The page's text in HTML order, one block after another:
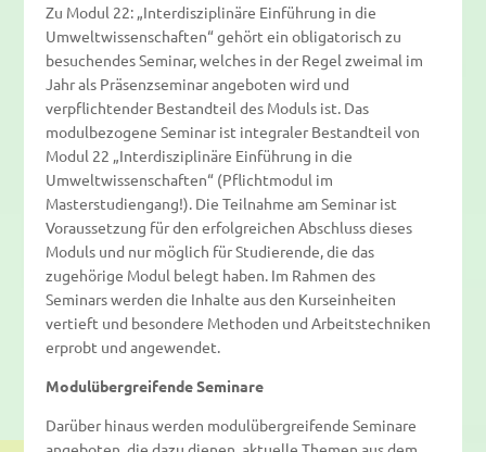
Zu Modul 22: „Interdisziplinäre Einführung in die
Umweltwissenschaften“ gehört ein obligatorisch zu
besuchendes Seminar, welches in der Regel zweimal im
Jahr als Präsenzseminar angeboten wird und
verpflichtender Bestandteil des Moduls ist. Das
modulbezogene Seminar ist integraler Bestandteil von
Modul 22 „Interdisziplinäre Einführung in die
Umweltwissenschaften“ (Pflichtmodul im
Masterstudiengang!). Die Teilnahme am Seminar ist
Voraussetzung für den erfolgreichen Abschluss dieses
Moduls und nur möglich für Studierende, die das
zugehörige Modul belegt haben. Im Rahmen des
Seminars werden die Inhalte aus den Kurseinheiten
vertieft und besondere Methoden und Arbeitstechniken
erprobt und angewendet.
Modulübergreifende Seminare
Darüber hinaus werden modulübergreifende Seminare